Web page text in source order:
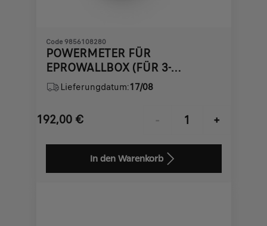
Code 9856108280
POWERMETER FÜR
EPROWALLBOX (FÜR 3-
PHASIGES NETZ)
Lieferungdatum:17/08
192,00 €
Price
192,00
-
+
Quantity
to:
In den Warenkorb